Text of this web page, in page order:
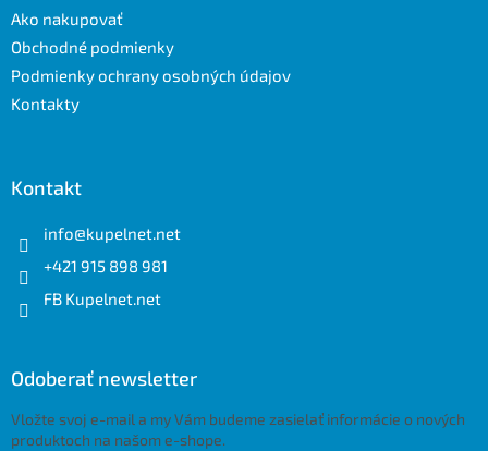
Ako nakupovať
Obchodné podmienky
Podmienky ochrany osobných údajov
Kontakty
Kontakt
info@kupelnet.net
+421 915 898 981
FB Kupelnet.net
Odoberať newsletter
Vložte svoj e-mail a my Vám budeme zasielať informácie o nových
produktoch na našom e-shope.